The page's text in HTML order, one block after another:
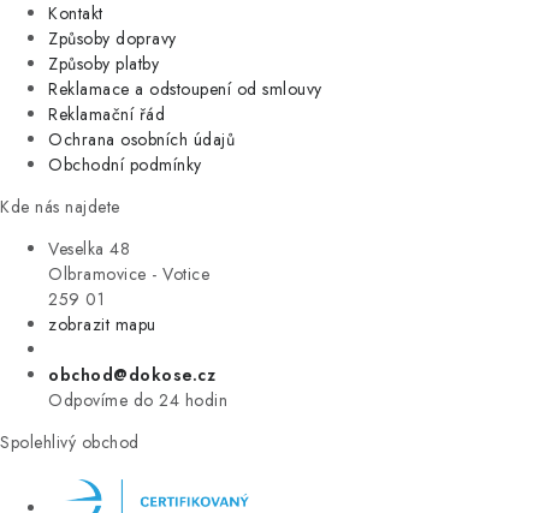
Kontakt
Způsoby dopravy
Způsoby platby
Reklamace a odstoupení od smlouvy
Reklamační řád
Ochrana osobních údajů
Obchodní podmínky
Kde nás najdete
Veselka 48
Olbramovice - Votice
259 01
zobrazit mapu
obchod@dokose.cz
Odpovíme do 24 hodin
Spolehlivý obchod
KUCHYNĚ
ORGANIZACE
DOMÁCNOST
ÚKLID
VÝPRODEJ
ZNAČKY
Úvod Kontakt Blog
Moje objednávka